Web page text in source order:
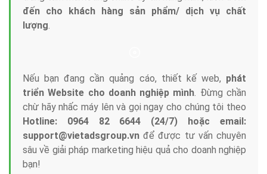
đến cho khách hàng sản phẩm/ dịch vụ chất
lượng.
Nếu bạn đang cần quảng cáo, thiết kế web, phát
triển Website cho doanh nghiệp mình. Đừng chần
chừ hãy nhấc máy lên và gọi ngay cho chúng tôi theo
Hotline: 0964 82 6644 (24/7) hoặc email:
support@vietadsgroup.vn để được tư vấn chuyên
sâu về giải pháp marketing hiệu quả cho doanh nghiệp
bạn!